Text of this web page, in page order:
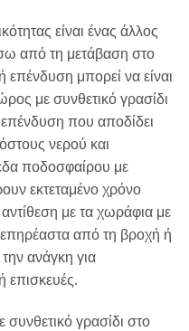
είναι ένας άλλος
από τη μετάβαση στο
επένδυση μπορεί να είναι
με συνθετικό γρασίδι
που αποδίδει
νερού και
ποδοσφαίρου με
εκτεταμένο χρόνο
με τα χωράφια με
από τη βροχή ή
ανάγκη για
επισκευές.
συνθετικό γρασίδι στο